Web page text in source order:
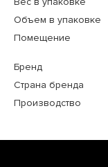
Объем в упаковке
Помещение
Бренд
Страна бренда
Производство